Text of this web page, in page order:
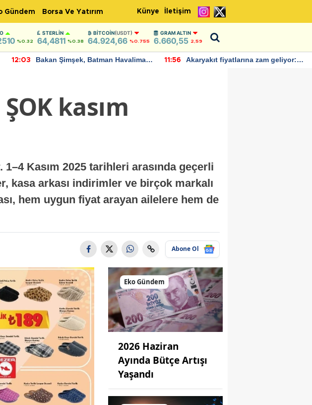
Gündem Borsa Ve Yatırım Künye İletişim
%0.32
STERLIN
64,4811 %0.38
BITCOIN(USDT)
64.924,66 %0.755
GRAM ALTIN
6.660,55 2,59
12:03
Bakan Şimşek, Batman Havalimanı
11:56
Akaryakıt fiyatlarına zam geliyor:
kasım
1–4 Kasım 2025 tarihleri arasında geçerli
kasa arkası indirimler ve birçok markalı
hem uygun fiyat arayan ailelere hem de
Abone Ol
Eko Gündem
2026 Haziran
Ayında Bütçe Artışı
Yaşandı